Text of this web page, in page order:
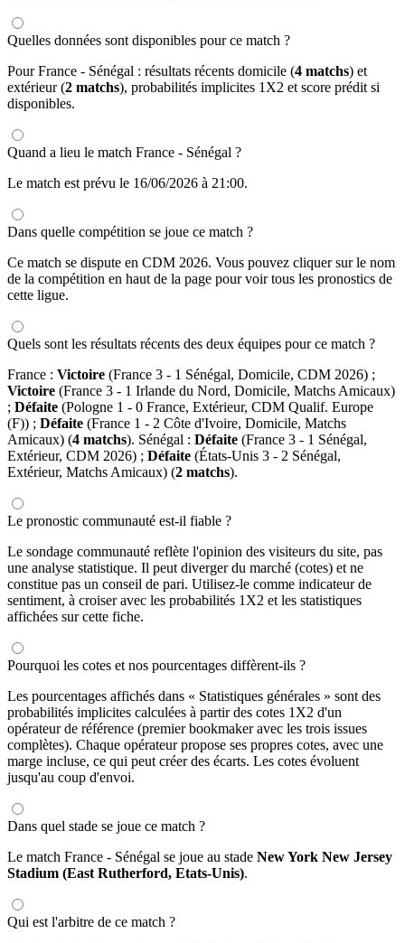
Quelles données sont disponibles pour ce match ?
Pour France - Sénégal : résultats récents domicile (4 matchs) et
extérieur (2 matchs), probabilités implicites 1X2 et score prédit si
disponibles.
Quand a lieu le match France - Sénégal ?
Le match est prévu le 16/06/2026 à 21:00.
Dans quelle compétition se joue ce match ?
Ce match se dispute en CDM 2026. Vous pouvez cliquer sur le nom
de la compétition en haut de la page pour voir tous les pronostics de
cette ligue.
Quels sont les résultats récents des deux équipes pour ce match ?
France : Victoire (France 3 - 1 Sénégal, Domicile, CDM 2026) ;
Victoire (France 3 - 1 Irlande du Nord, Domicile, Matchs Amicaux)
; Défaite (Pologne 1 - 0 France, Extérieur, CDM Qualif. Europe
(F)) ; Défaite (France 1 - 2 Côte d'Ivoire, Domicile, Matchs
Amicaux) (4 matchs). Sénégal : Défaite (France 3 - 1 Sénégal,
Extérieur, CDM 2026) ; Défaite (États-Unis 3 - 2 Sénégal,
Extérieur, Matchs Amicaux) (2 matchs).
Le pronostic communauté est-il fiable ?
Le sondage communauté reflète l'opinion des visiteurs du site, pas
une analyse statistique. Il peut diverger du marché (cotes) et ne
constitue pas un conseil de pari. Utilisez-le comme indicateur de
sentiment, à croiser avec les probabilités 1X2 et les statistiques
affichées sur cette fiche.
Pourquoi les cotes et nos pourcentages diffèrent-ils ?
Les pourcentages affichés dans « Statistiques générales » sont des
probabilités implicites calculées à partir des cotes 1X2 d'un
opérateur de référence (premier bookmaker avec les trois issues
complètes). Chaque opérateur propose ses propres cotes, avec une
marge incluse, ce qui peut créer des écarts. Les cotes évoluent
jusqu'au coup d'envoi.
Dans quel stade se joue ce match ?
Le match France - Sénégal se joue au stade New York New Jersey
Stadium (East Rutherford, Etats-Unis).
Qui est l'arbitre de ce match ?